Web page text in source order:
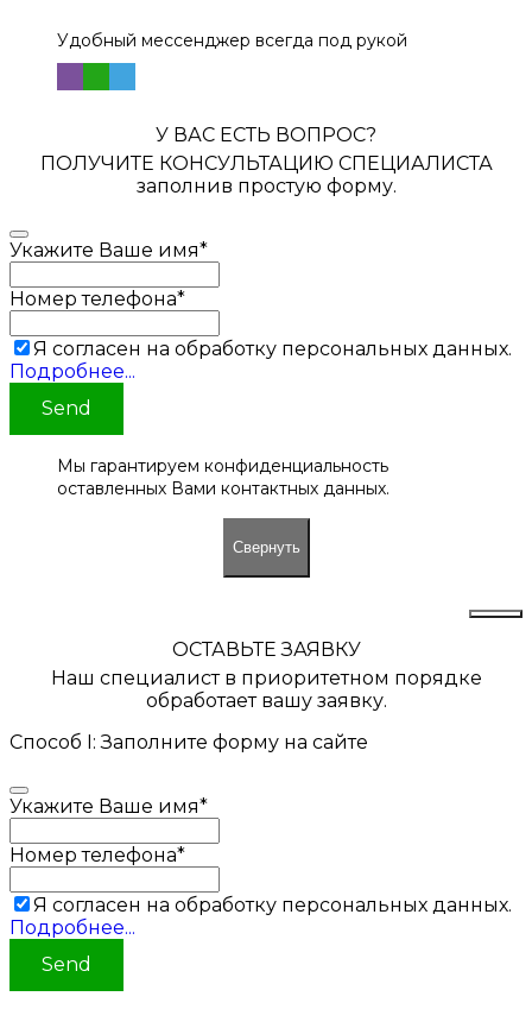
Удобный мессенджер всегда под рукой
У ВАС ЕСТЬ ВОПРОС?
ПОЛУЧИТЕ КОНСУЛЬТАЦИЮ СПЕЦИАЛИСТА
заполнив простую форму.
Укажите Ваше имя*
Номер телефона*
Я согласен на обработку персональных данных.
Подробнее...
Send
Мы гарантируем конфиденциальность
оставленных Вами контактных данных.
Свернуть
ОСТАВЬТЕ ЗАЯВКУ
Наш специалист в приоритетном порядке
обработает вашу заявку.
Способ I: Заполните форму на сайте
Укажите Ваше имя*
Номер телефона*
Я согласен на обработку персональных данных.
Подробнее...
Send